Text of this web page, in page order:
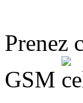
Prenez
GSM